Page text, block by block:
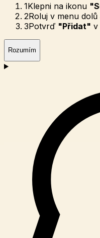
1Klepni na ikonu
2Roluj v menu
3Potvrď "Přidat" v
Rozumím